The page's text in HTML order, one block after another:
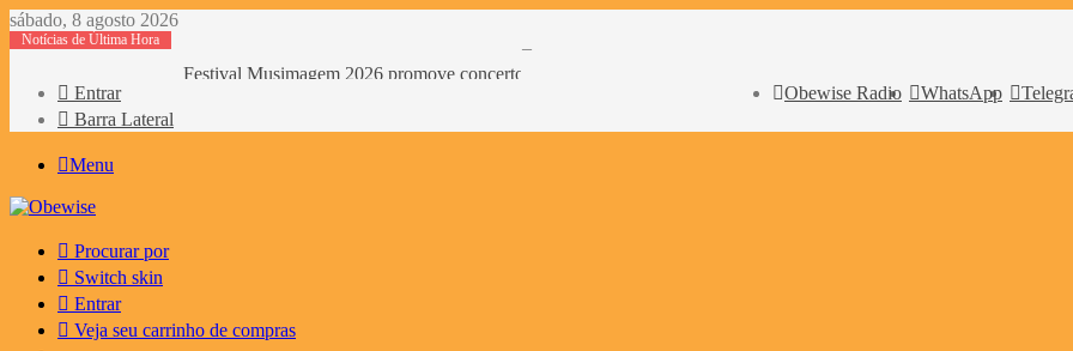
sábado, 8 agosto 2026
Notícias de Última Hora
Festival Musimagem 2026 promove concertos, debates e cursos sobre música para audiovisual na USP
WhatsApp
Obewise Radio
Entrar
Barra Lateral
Menu
Procurar por
Switch skin
Entrar
Veja seu carrinho de compras